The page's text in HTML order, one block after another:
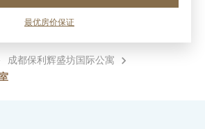
最优房价保证
成都保利辉盛坊国际公寓